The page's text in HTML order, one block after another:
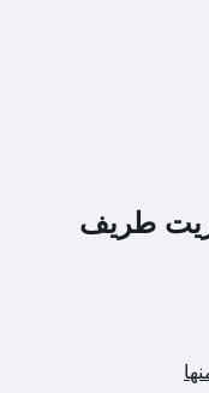
طريف